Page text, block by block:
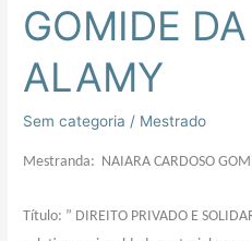
GOMIDE
ALAMY
Sem categoria / Mestrado
Mestranda: NAIARA CARDOSO
Título: ” DIREITO PRIVADO E
GOMIDE
DA
COSTA